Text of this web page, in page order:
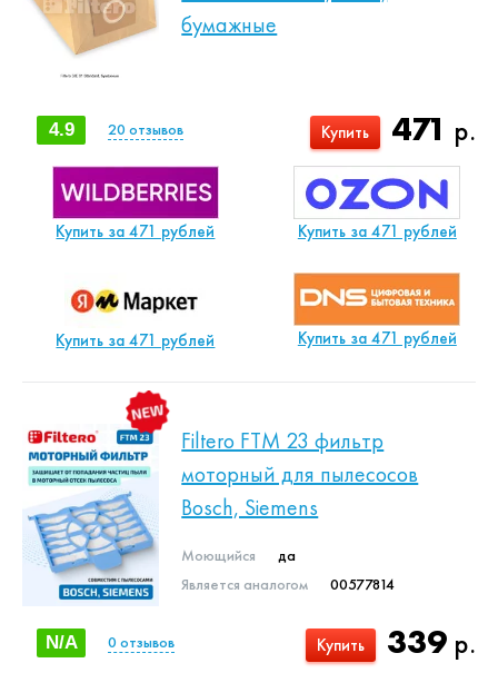
бумажные
471 р.
Купить
4.9 20 отзывов
Купить за 471 рублей Купить за 471 рублей
Купить за 471 рублей Купить за 471 рублей
Filtero FTM 23 фильтр
моторный для пылесосов
Bosch, Siemens
Моющийся
да
Является аналогом
00577814
339 р.
Купить
N/A 0 отзывов